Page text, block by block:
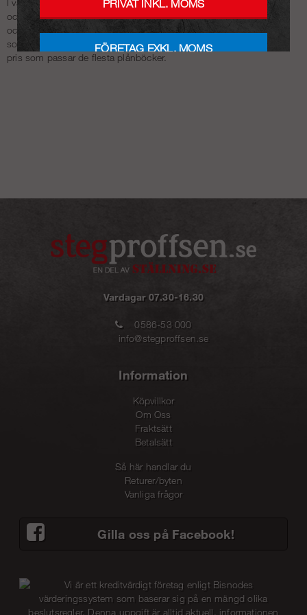
I vårt sortiment online kan du välja fasadstege med olika funktion
och tillbehör. En bra fasadstege ska vara både säker och praktiskt,
och att köpa fasadstege från oss är en investering i såväl kvalitet
som säkerhet. Dessutom hittar du här enkelt en fasadstege med
pris som passar de flesta plånböcker.
Vardagar 07.30-16.30
0586-53 000
info@stegproffsen.se
Information
Köpvillkor
Om Oss
Fraktsätt
Betalsätt
Så här handlar du
Returer/byten
Vanliga frågor
Gilla oss på Facebook!
PRIVAT INKL. MOMS
FÖRETAG EXKL. MOMS